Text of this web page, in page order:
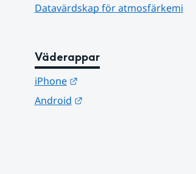
Datavärdskap för atmosfärkemi
Väderappar
iPhone
Länk till annan webbplats.
Android
Länk till annan webbplats.